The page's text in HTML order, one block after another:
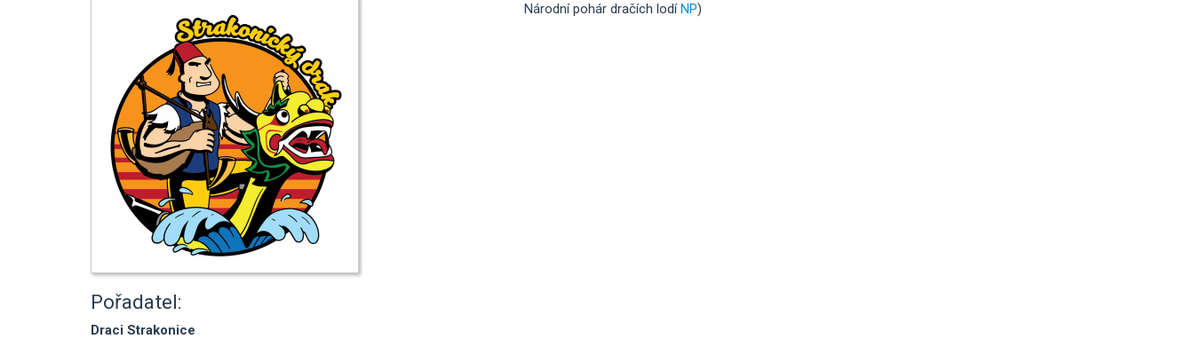
Pořadatel:
Draci Strakonice
Národní pohár dračích lodíNP)